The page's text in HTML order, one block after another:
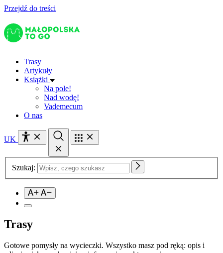
Przejdź do treści
Trasy
Artykuły
Książki
Na pole!
Nad wodę!
Vademecum
O nas
UK
Szukaj:
Trasy
Gotowe pomysły na wycieczki. Wszystko masz pod ręką: opis i